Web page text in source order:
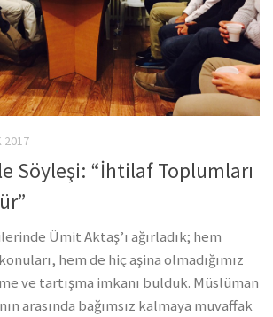
2017
Söyleşi: “İhtilaf Toplumları
Ümit Aktaş’ı ağırladık; hem
hem de hiç aşina olmadığımız
ve tartışma imkanı bulduk. Müslüman
arasında bağımsız kalmaya muvaffak